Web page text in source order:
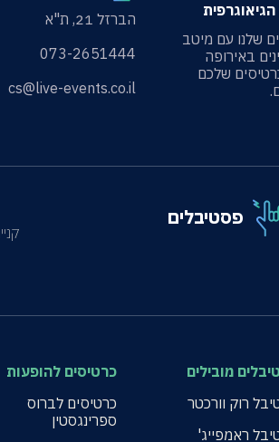
שלנו עם מיטב
באירופה
שלכם
הברזל 21, ת"א
073-2651444
cs@live-events.co.il
פסטיבלים
מובילים
רוק וורכטר
ראמפייג'
כרטיסים להופעות
כרטיסים לברוס
ספרינגסטין